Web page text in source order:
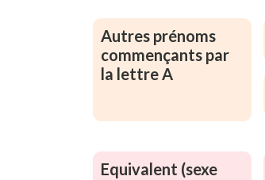
Autres prénoms
commençants par
la lettre A
Equivalent (sexe